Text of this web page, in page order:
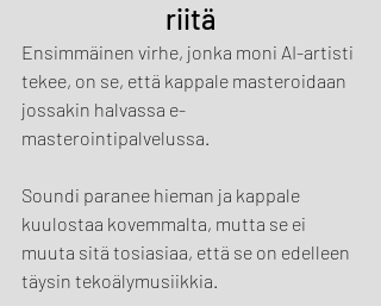
riitä
Ensimmäinen virhe, jonka moni AI-artisti
tekee, on se, että kappale masteroidaan
jossakin halvassa e-
masterointipalvelussa.
Soundi paranee hieman ja kappale
kuulostaa kovemmalta, mutta se ei
muuta sitä tosiasiaa, että se on edelleen
täysin tekoälymusiikkia.